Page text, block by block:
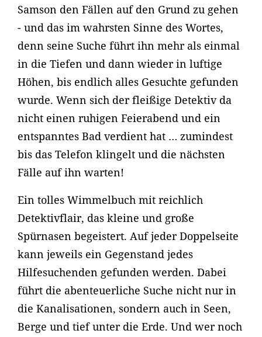
Samson den Fällen auf den Grund zu gehen
- und das im wahrsten Sinne des Wortes,
denn seine Suche führt ihn mehr als einmal
in die Tiefen und dann wieder in luftige
Höhen, bis endlich alles Gesuchte gefunden
wurde. Wenn sich der fleißige Detektiv da
nicht einen ruhigen Feierabend und ein
entspanntes Bad verdient hat … zumindest
bis das Telefon klingelt und die nächsten
Fälle auf ihn warten!
Ein tolles Wimmelbuch mit reichlich
Detektivflair, das kleine und große
Spürnasen begeistert. Auf jeder Doppelseite
kann jeweils ein Gegenstand jedes
Hilfesuchenden gefunden werden. Dabei
führt die abenteuerliche Suche nicht nur in
die Kanalisationen, sondern auch in Seen,
Berge und tief unter die Erde. Und wer noch